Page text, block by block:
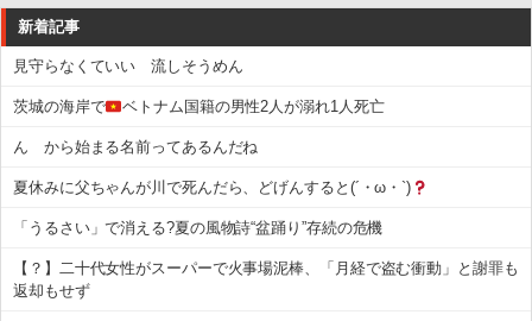
新着記事
見守らなくていい 流しそうめん
茨城の海岸で ベトナム国籍の男性2人が溺れ1人死亡
ん から始まる名前ってあるんだね
夏休みに父ちゃんが川で死んだら、どげんすると(´・ω・`)
「うるさい」で消える?夏の風物詩“盆踊り”存続の危機
【？】二十代女性がスーパーで火事場泥棒、「月経で盗む衝動」と謝罪も
返却もせず